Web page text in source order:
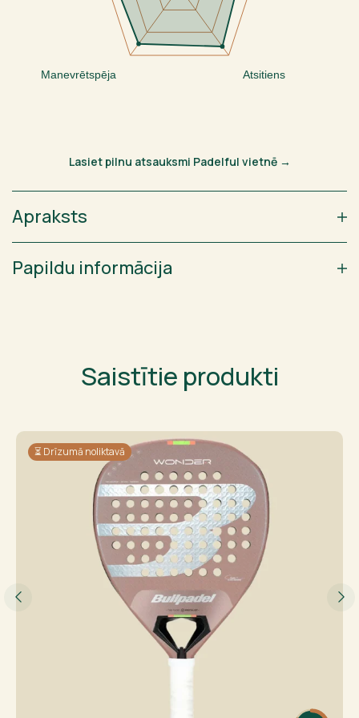
Atsitiens
Manevrētspēja
Lasiet pilnu atsauksmi Padelful vietnē →
Apraksts
Papildu informācija
Saistītie produkti
⏳ Drīzumā noliktavā